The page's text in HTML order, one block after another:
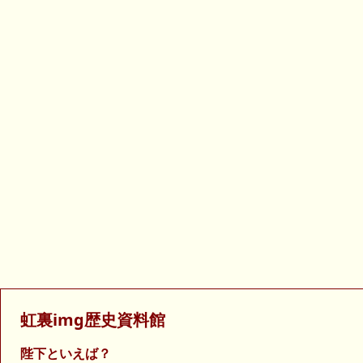
虹裏img歴史資料館
陛下といえば？